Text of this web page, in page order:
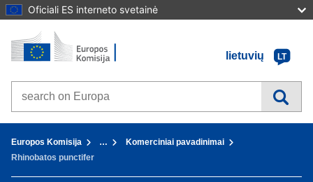
Oficiali ES interneto svetainė
Į turinį
Pradžia - Europos Komisija
lietuvių
LT
Search on Europa websites
Europos Komisija …
Komerciniai pavadinimai
Rhinobatos punctifer